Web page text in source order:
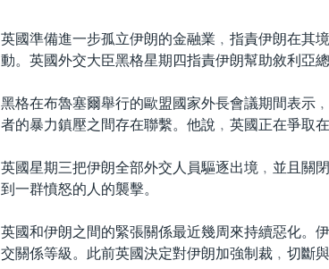
英國準備進一步孤立伊朗的金融業﹐指責伊朗在其
動。英國外交大臣黑格星期四指責伊朗幫助敘利亞
黑格在布魯塞爾舉行的歐盟國家外長會議期間表示
者的暴力鎮壓之間存在聯繫。他說﹐英國正在爭取
英國星期三把伊朗全部外交人員驅逐出境﹐並且關
到一群憤怒的人的襲擊。
英國和伊朗之間的緊張關係最近幾周來持續惡化。
交關係等級。此前英國決定對伊朗加強制裁﹐切斷